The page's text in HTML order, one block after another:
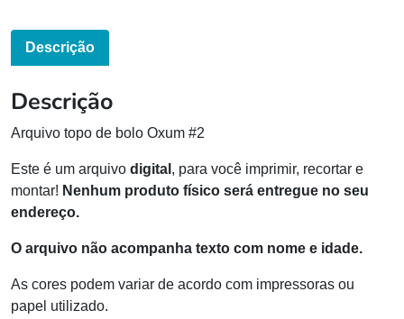
Descrição
Descrição
Arquivo topo de bolo Oxum #2
Este é um arquivo digital , para você imprimir, recortar e
montar! Nenhum produto físico será entregue no seu
endereço.
O arquivo não acompanha texto com nome e idade.
As cores podem variar de acordo com impressoras ou
papel utilizado.